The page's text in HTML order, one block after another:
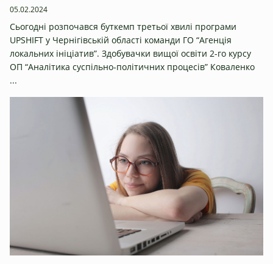
05.02.2024
Сьогодні розпочався буткемп третьої хвилі програми
UPSHIFT у Чернігівській області команди ГО “Агенція
локальних ініціатив”. Здобувачки вищої освіти 2-го курсу
ОП “Аналітика суспільно-політичних процесів” Коваленко
...